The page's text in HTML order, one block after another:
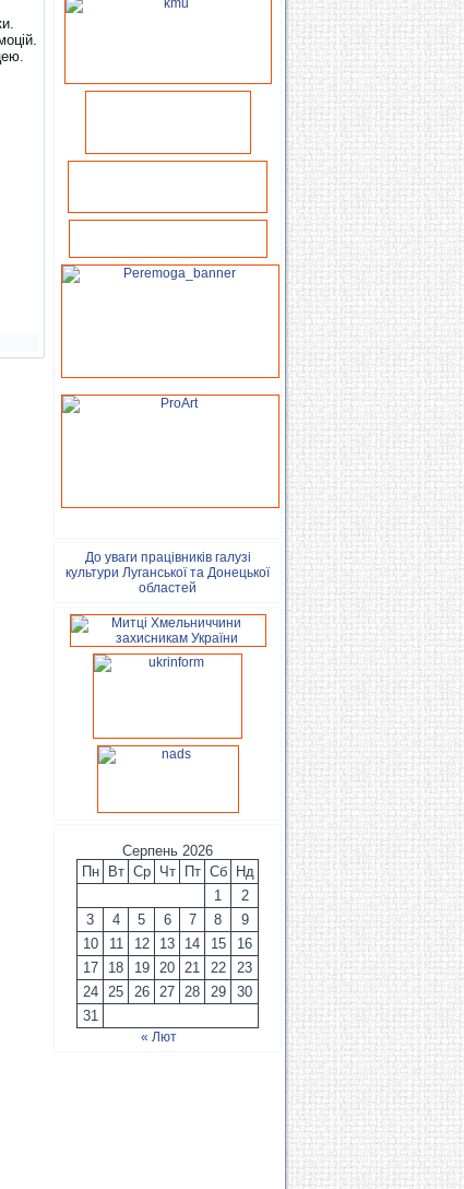
До уваги працівників галузі
культури Луганської та Донецької
областей
Серпень 2026
Пн
Вт Ср Чт Пт Сб
Нд
1
2
3
4 5 6 7 8
9
10
11 12 13 14 15
16
17
18 19 20 21 22
23
24
25 26 27 28 29
30
31
« Лют